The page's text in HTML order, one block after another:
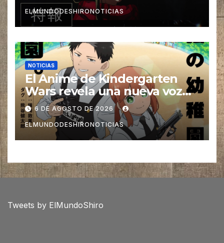
ELMUNDODESHIRONOTICIAS
NOTICIAS
El Anime de Kindergarten
Wars revela una nueva voz
para su elenco se estrena en
el 2027
6 DE AGOSTO DE 2026
ELMUNDODESHIRONOTICIAS
Tweets by ElMundoShiro